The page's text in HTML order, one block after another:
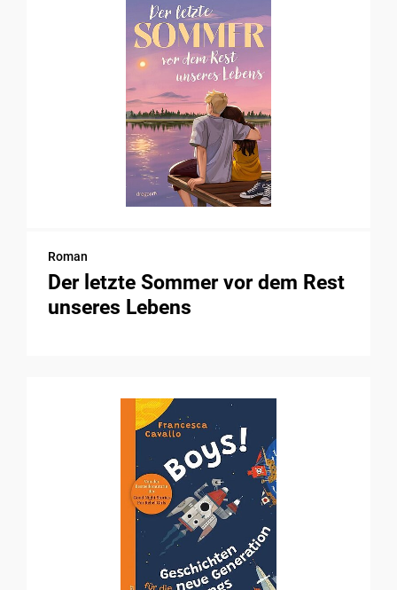
Roman
Der letzte Sommer vor dem Rest
unseres Lebens